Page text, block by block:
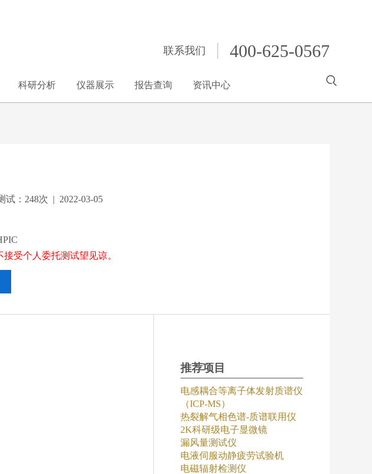
联系我们 400-625-0567
科研分析 仪器展示 报告查询 资讯中心
试： 248次 | 2022-03-05
受个人委托测试望见谅。
推荐项目
电感耦合等离子体发射质谱仪
（ICP-MS）
热裂解气相色谱-质谱联用仪
2K科研级电子显微镜
漏风量测试仪
电液伺服动静疲劳试验机
电磁辐射检测仪